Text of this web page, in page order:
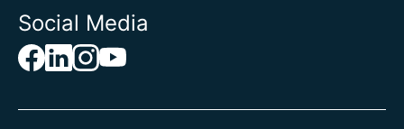
Social Media